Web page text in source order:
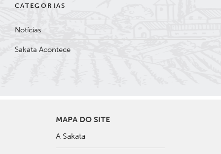
CATEGORIAS
Notícias
Sakata Acontece
MAPA DO SITE
A Sakata